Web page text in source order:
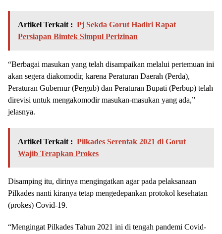
Artikel Terkait : Pj Sekda Gorut Hadiri Rapat
Persiapan Bimtek Simpul Perizinan
“Berbagai masukan yang telah disampaikan melalui pertemuan ini
akan segera diakomodir, karena Peraturan Daerah (Perda),
Peraturan Gubernur (Pergub) dan Peraturan Bupati (Perbup) telah
direvisi untuk mengakomodir masukan-masukan yang ada,”
jelasnya.
Artikel Terkait : Pilkades Serentak 2021 di Gorut
Wajib Terapkan Prokes
Disamping itu, dirinya mengingatkan agar pada pelaksanaan
Pilkades nanti kiranya tetap mengedepankan protokol kesehatan
(prokes) Covid-19.
“Mengingat Pilkades Tahun 2021 ini di tengah pandemi Covid-